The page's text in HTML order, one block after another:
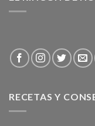
RECETAS Y